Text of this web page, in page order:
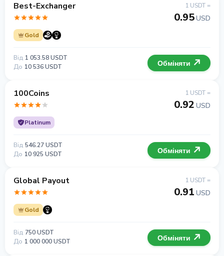
Best-Exchanger
Gold
1 USDT =
0.95USD
Від 1 053.58 USDT
До 10 536 USDT Обміняти
100Coins
Platinum
1 USDT =
0.92 USD
Від 546.27 USDT
До 10 925 USDT Обміняти
Global Payout
Gold
1 USDT =
0.91 USD
Від 750 USDT
До 1 000 000 USDT Обміняти